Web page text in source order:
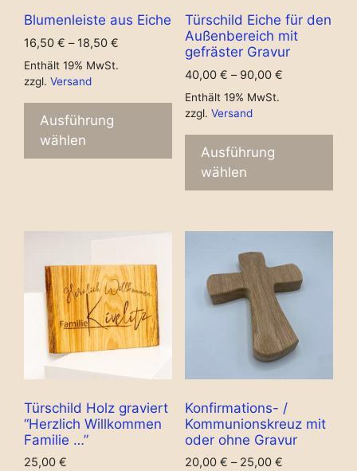
Blumenleiste aus Eiche
16,50 € – 18,50 €
Enthält 19% MwSt.
zzgl. Versand
Ausführung
wählen
Türschild Eiche für den
Außenbereich mit
gefräster Gravur
40,00 € – 90,00 €
Enthält 19% MwSt.
zzgl. Versand
Ausführung
wählen
Türschild Holz graviert
“Herzlich Willkommen
Familie …”
25,00 €
Konfirmations- /
Kommunionskreuz mit
oder ohne Gravur
20,00 € – 25,00 €